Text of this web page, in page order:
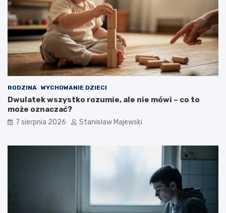
RODZINA WYCHOWANIE DZIECI
Dwulatek wszystko rozumie, ale nie mówi – co to
może oznaczać?
7 sierpnia 2026 Stanisław Majewski